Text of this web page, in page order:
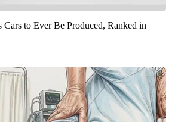
Cars to Ever Be Produced, Ranked in